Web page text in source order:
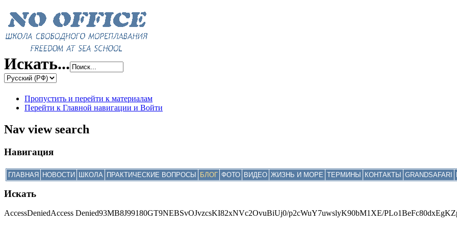
Искать...
Пропустить и перейти к материалам
Перейти к Главной навигации и Войти
Nav view search
Навигация
ГЛАВНАЯ НОВОСТИ ШКОЛА ПРАКТИЧЕСКИЕ ВОПРОСЫ БЛОГ ФОТО ВИДЕО ЖИЗНЬ И МОРЕ ТЕРМИНЫ КОНТАКТЫ GRANDSAFARI
Искать